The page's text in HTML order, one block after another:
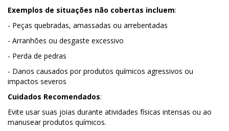
Exemplos de situações não cobertas incluem:
- Peças quebradas, amassadas ou arrebentadas
- Arranhões ou desgaste excessivo
- Perda de pedras
- Danos causados por produtos químicos agressivos ou
impactos severos
Cuidados Recomendados:
Evite usar suas joias durante atividades físicas intensas ou ao
manusear produtos químicos.